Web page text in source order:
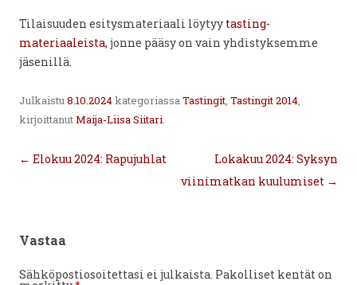
Tilaisuuden esitysmateriaali löytyy tasting-
materiaaleista, jonne pääsy on vain yhdistyksemme
jäsenillä.
Julkaistu8.10.2024kategoriassaTastingit, Tastingit 2014,
kirjoittanutMaija-Liisa Siitari.
Artikkelien
← Elokuu 2024: Rapujuhlat
Lokakuu 2024: Syksyn
viinimatkan kuulumiset →
Vastaa
Sähköpostiosoitettasi ei julkaista. Pakolliset kentät on